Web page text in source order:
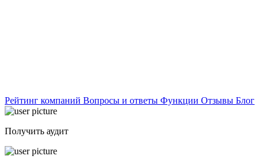
Рейтинг компаний Вопросы и ответы Функции Отзывы Блог
Получить аудит